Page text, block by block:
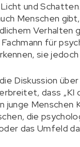
und
Menschen
für
sie
Diskussion
dass „KI
junge
die
das Umfeld